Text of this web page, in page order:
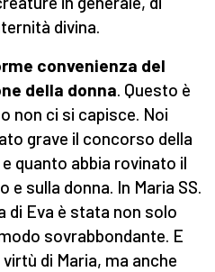
divina.
convenienza del
della donna. Questo è
non ci si capisce. Noi
grave il concorso della
quanto abbia rovinato il
e sulla donna. In Maria SS.
di Eva è stata non solo
sovrabbondante. E
di Maria, ma anche